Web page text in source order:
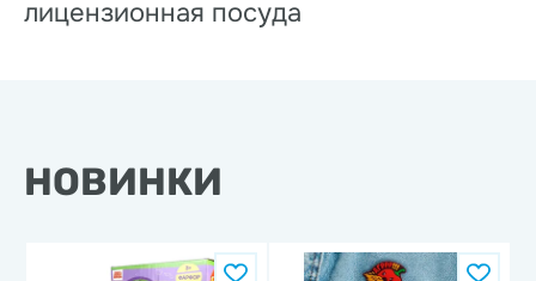
лицензионная посуда
НОВИНКИ